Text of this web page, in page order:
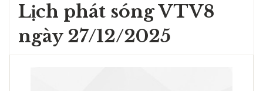
Lịch phát sóng VTV8
ngày 27/12/2025